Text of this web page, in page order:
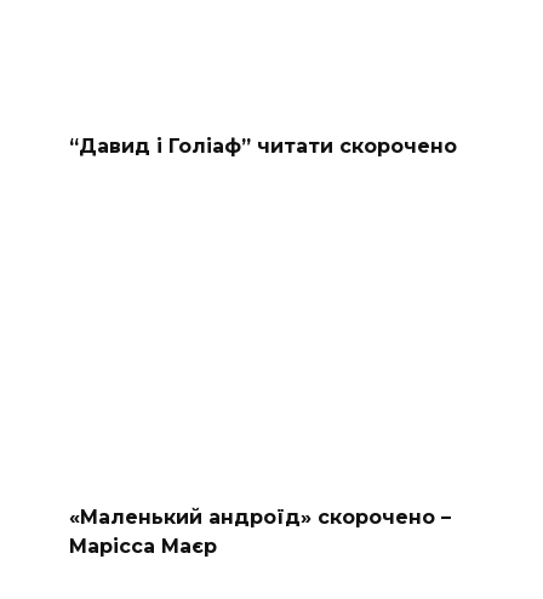
“Давид і Голіаф” читати скорочено
«Маленький андроїд» скорочено –
Марісса Маєр